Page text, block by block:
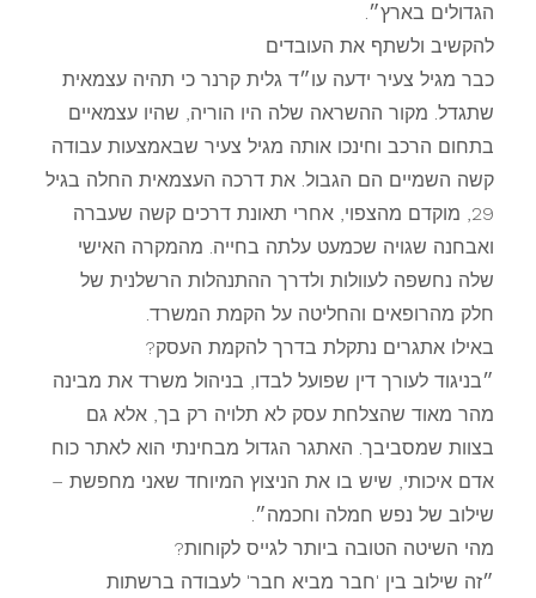
הגדולים בארץ״.
להקשיב ולשתף את העובדים
כבר מגיל צעיר ידעה עו״ד גלית קרנר כי תהיה עצמאית
שתגדל. מקור ההשראה שלה היו הוריה, שהיו עצמאיים
בתחום הרכב וחינכו אותה מגיל צעיר שבאמצעות עבודה
קשה השמיים הם הגבול. את דרכה העצמאית החלה בגיל
29, מוקדם מהצפוי, אחרי תאונת דרכים קשה שעברה
ואבחנה שגויה שכמעט עלתה בחייה. מהמקרה האישי
שלה נחשפה לעוולות ולדרך ההתנהלות הרשלנית של
חלק מהרופאים והחליטה על הקמת המשרד.
באילו אתגרים נתקלת בדרך להקמת העסק?
״בניגוד לעורך דין שפועל לבדו, בניהול משרד את מבינה
מהר מאוד שהצלחת עסק לא תלויה רק בך, אלא גם
בצוות שמסביבך. האתגר הגדול מבחינתי הוא לאתר כוח
אדם איכותי, שיש בו את הניצוץ המיוחד שאני מחפשת –
שילוב של נפש חמלה וחכמה״.
מהי השיטה הטובה ביותר לגייס לקוחות?
״זה שילוב בין 'חבר מביא חבר' לעבודה ברשתות